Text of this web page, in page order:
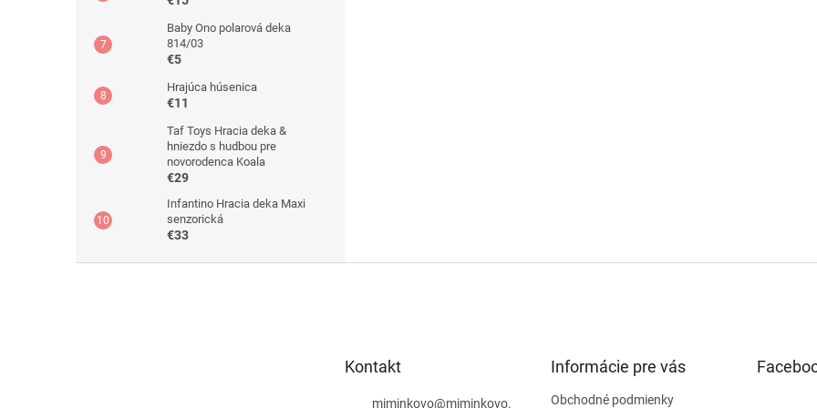
Baby Ono polarová deka
814/03
€5
Hrajúca húsenica
€11
Taf Toys Hracia deka &
hniezdo s hudbou pre
novorodenca Koala
€29
Infantino Hracia deka Maxi
senzorická
€33
Kontakt
miminkovo@miminkovo.
Informácie pre vás
Obchodné podmienky